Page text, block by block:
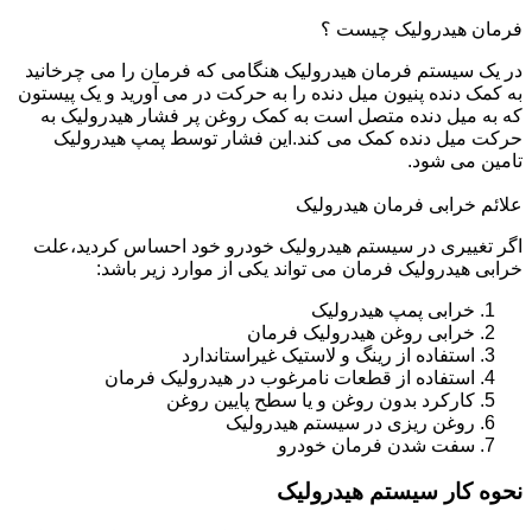
فرمان هیدرولیک چیست ؟
در یک سیستم فرمان هیدرولیک هنگامی که فرمان را می چرخانید
به کمک دنده پنیون میل دنده را به حرکت در می آورید و یک پیستون
که به میل دنده متصل است به کمک روغن پر فشار هیدرولیک به
حرکت میل دنده کمک می کند.این فشار توسط پمپ هیدرولیک
تامین می شود.
علائم خرابی فرمان هیدرولیک
اگر تغییری در سیستم هیدرولیک خودرو خود احساس کردید،علت
خرابی هیدرولیک فرمان می تواند یکی از موارد زیر باشد:
خرابی پمپ هیدرولیک
خرابی روغن هیدرولیک فرمان
استفاده از رینگ و لاستیک غیراستاندارد
استفاده از قطعات نامرغوب در هیدرولیک فرمان
کارکرد بدون روغن و یا سطح پایین روغن
روغن ریزی در سیستم هیدرولیک
سفت شدن فرمان خودرو
نحوه کار سیستم هیدرولیک